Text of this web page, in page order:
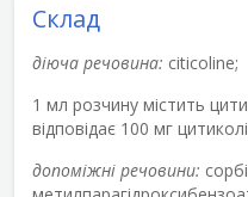
Склад
діюча речовина: citicoline;
1 мл розчину містить
відповідає 100 мг
допоміжні речовини: